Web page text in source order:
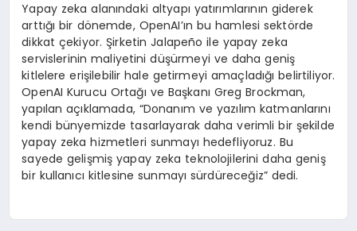
Yapay zeka alanındaki altyapı yatırımlarının giderek
arttığı bir dönemde, OpenAI’ın bu hamlesi sektörde
dikkat çekiyor. Şirketin Jalapeño ile yapay zeka
servislerinin maliyetini düşürmeyi ve daha geniş
kitlelere erişilebilir hale getirmeyi amaçladığı belirtiliyor.
OpenAI Kurucu Ortağı ve Başkanı Greg Brockman,
yapılan açıklamada, “Donanım ve yazılım katmanlarını
kendi bünyemizde tasarlayarak daha verimli bir şekilde
yapay zeka hizmetleri sunmayı hedefliyoruz. Bu
sayede gelişmiş yapay zeka teknolojilerini daha geniş
bir kullanıcı kitlesine sunmayı sürdüreceğiz” dedi.